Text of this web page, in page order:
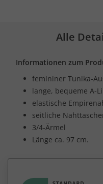
Alle
Informationen zum
femininer Tunika-
lange, bequeme A-
elastische
seitliche
3/4-Ärmel
Länge ca. 97 cm.